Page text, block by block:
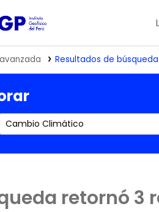
IGP
Resultados de
en el catálogo por
retornó 3